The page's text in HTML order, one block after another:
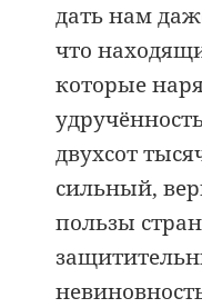
дать нам
что
которые
двухсот
сильный,
пользы